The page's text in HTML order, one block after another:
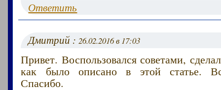
Ответить
Дмитрий :26.02.2016 в 17:03
Привет. Воспользовался советами,
как было описано в этой статье.
Спасибо.